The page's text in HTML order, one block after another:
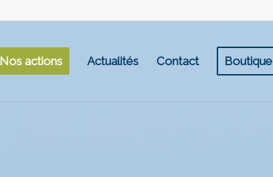
Nos actions Actualités Contact Boutique